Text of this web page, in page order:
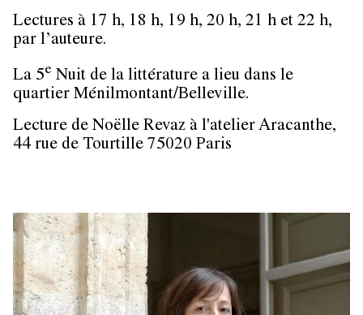
Lectures à 17 h, 18 h, 19 h, 20 h, 21 h et 22 h,
par l’auteure.
La 5e Nuit de la littérature a lieu dans le
quartier Ménilmontant/Belleville.
Lecture de Noëlle Revaz à l'atelierAracanthe,
44 rue de Tourtille 75020 Paris